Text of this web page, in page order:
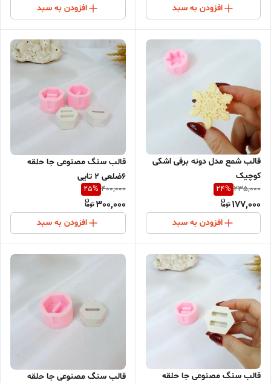
افزودن به سبد افزودن به سبد
قالب شمع مدل دونه برفی اشکی
کوچیک
235,000
24%
177,000
افزودن به سبد
قالب سنگ مصنوعی جا حلقه
6ضلعی 2 تایی
400,000
25%
300,000
افزودن به سبد
قالب سنگ مصنوعی جا حلقه
قالب سنگ مصنوعی جا حلقه